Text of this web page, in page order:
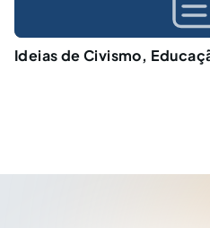
Ideias de Civismo,